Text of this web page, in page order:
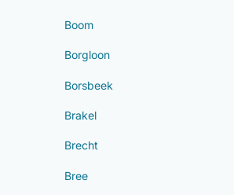
Boom
Borgloon
Borsbeek
Brakel
Brecht
Bree